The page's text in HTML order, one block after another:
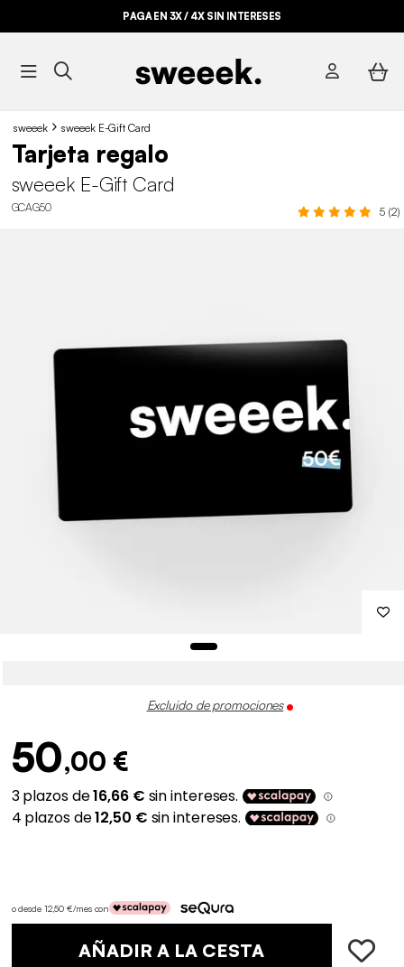
PAGA EN 3X / 4X SIN INTERESES
sweeek sweeek E-Gift Card
Tarjeta regalo
sweeek E-Gift Card
GCAG50 5 (2)
Excluido de promociones
50,00 €
o desde 12,50 €/mes con
AÑADIR A LA CESTA